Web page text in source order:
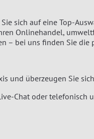
sich auf eine Top-
Onlinehandel,
– bei uns finden Sie die
und überzeugen Sie
Chat oder telefonisch